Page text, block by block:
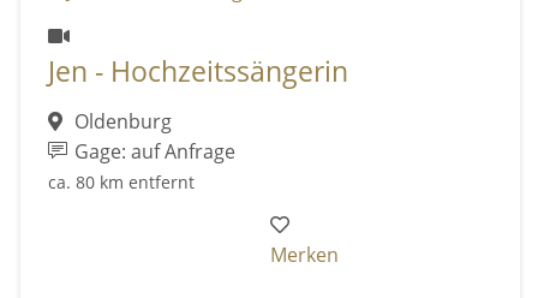
Jen - Hochzeitssängerin
Oldenburg
Gage: auf Anfrage
ca. 80 km entfernt
Merken